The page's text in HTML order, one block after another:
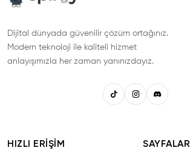
Dijital dünyada güvenilir çözüm ortağınız.
Modern teknoloji ile kaliteli hizmet
anlayışımızla her zaman yanınızdayız.
HIZLI ERIŞIM SAYFALAR